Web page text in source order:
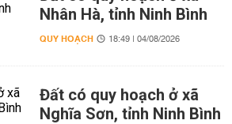
Nhân Hà, tỉnh Ninh Bình
QUY HOẠCH 18:49 | 04/08/2026
Đất có quy hoạch ở xã
Nghĩa Sơn, tỉnh Ninh Bình